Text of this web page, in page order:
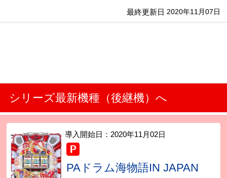
最終更新日 2020年11月07日
シリーズ最新機種（後継機）へ
導入開始日： 2020年11月02日
PAドラム海物語IN JAPAN